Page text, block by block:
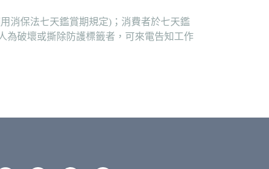
消保法七天鑑賞期規定)；消費者於七天鑑
為破壞或撕除防護標籤者，可來電告知工作